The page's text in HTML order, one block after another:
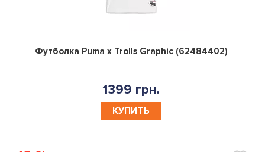
0
Футболка Puma x Trolls Graphic (62484402)
1399 грн.
КУПИТЬ